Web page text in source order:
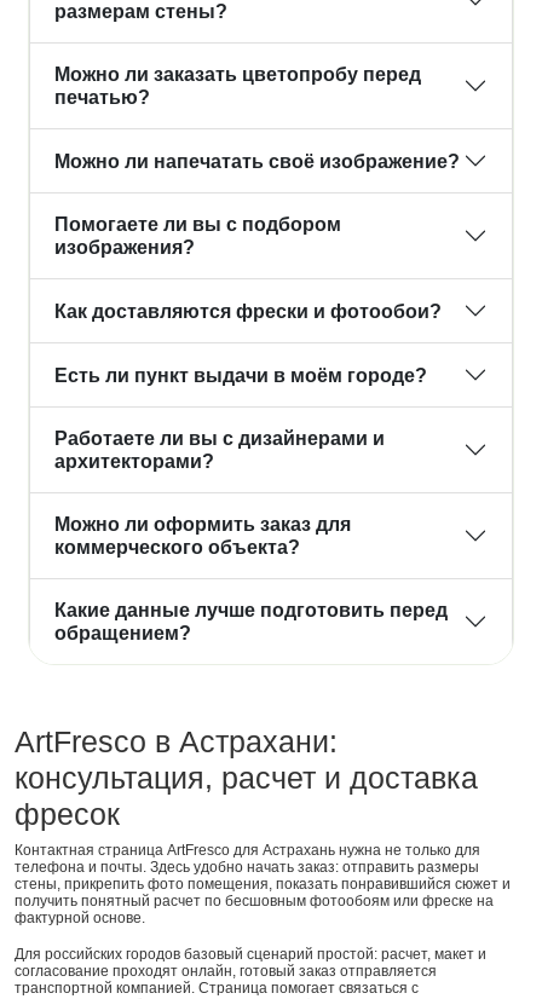
размерам стены?
Можно ли заказать цветопробу перед
печатью?
Можно ли напечатать своё изображение?
Помогаете ли вы с подбором
изображения?
Как доставляются фрески и фотообои?
Есть ли пункт выдачи в моём городе?
Работаете ли вы с дизайнерами и
архитекторами?
Можно ли оформить заказ для
коммерческого объекта?
Какие данные лучше подготовить перед
обращением?
ArtFresco в Астрахани:
консультация, расчет и доставка
фресок
Контактная страница ArtFresco для Астрахань нужна не только для
телефона и почты. Здесь удобно начать заказ: отправить размеры
стены, прикрепить фото помещения, показать понравившийся сюжет и
получить понятный расчет по бесшовным фотообоям или фреске на
фактурной основе.
Для российских городов базовый сценарий простой: расчет, макет и
согласование проходят онлайн, готовый заказ отправляется
транспортной компанией. Страница помогает связаться с